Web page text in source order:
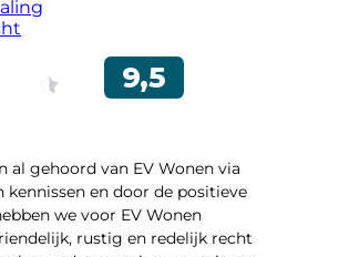
al gehoord van EV Wonen via
kennissen en door de positieve
we voor EV Wonen
rustig en redelijk recht